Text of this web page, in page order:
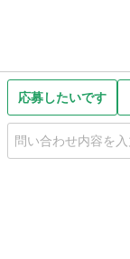
応募したいです